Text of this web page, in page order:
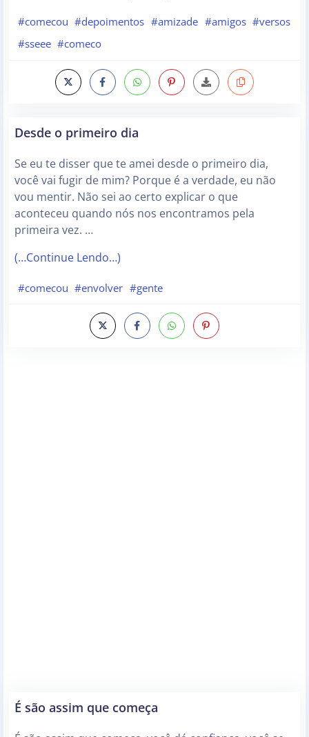
#comecou #depoimentos #amizade #amigos #versos
#sseee #comeco
Desde o primeiro dia
Se eu te disser que te amei desde o primeiro dia,
você vai fugir de mim? Porque é a verdade, eu não
vou mentir. Não sei ao certo explicar o que
aconteceu quando nós nos encontramos pela
primeira vez. …
(…Continue Lendo…)
#comecou #envolver #gente
É são assim que começa